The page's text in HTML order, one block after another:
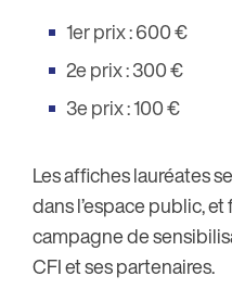
1er prix : 600 €
2e prix : 300 €
3e prix : 100 €
Les affiches lauréates
dans l’espace public,
campagne de
CFI et ses partenaires.